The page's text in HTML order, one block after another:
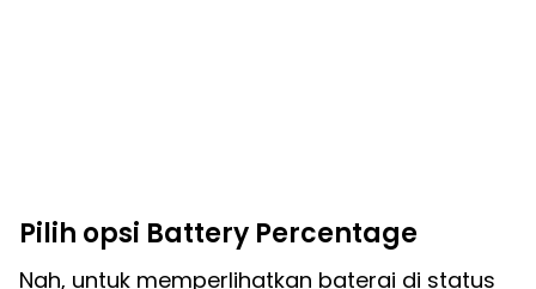
Pilih opsi Battery Percentage
Nah, untuk memperlihatkan baterai di status